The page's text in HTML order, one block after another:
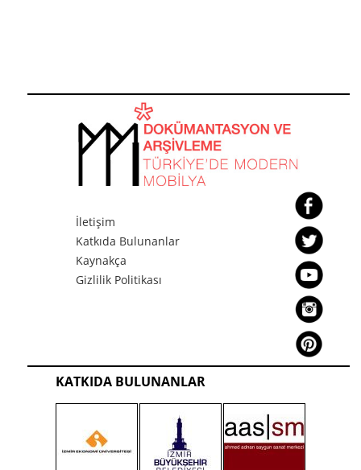
İletişim
Katkıda Bulunanlar
Kaynakça
Gizlilik Politikası
KATKIDA BULUNANLAR